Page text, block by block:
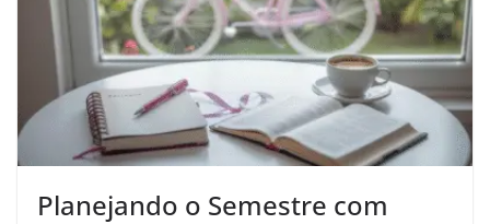
Planejando o Semestre com